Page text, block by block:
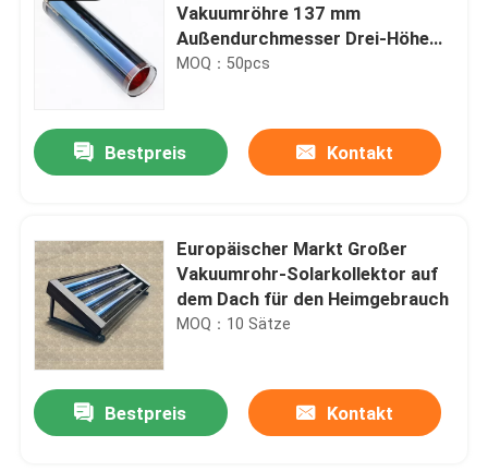
Vakuumröhre 137 mm
Außendurchmesser Drei-Höhe
Solarkollektorröhre
MOQ：50pcs
Bestpreis Kontakt
Europäischer Markt Großer
Vakuumrohr-Solarkollektor auf
dem Dach für den Heimgebrauch
MOQ：10 Sätze
Bestpreis Kontakt